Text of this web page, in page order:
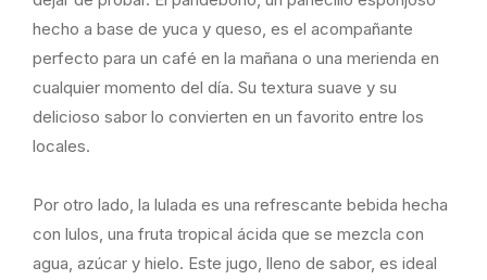
hecho a base de yuca y queso, es el acompañante
perfecto para un café en la mañana o una merienda en
cualquier momento del día. Su textura suave y su
delicioso sabor lo convierten en un favorito entre los
locales.
Por otro lado, la lulada es una refrescante bebida hecha
con lulos, una fruta tropical ácida que se mezcla con
agua, azúcar y hielo. Este jugo, lleno de sabor, es ideal